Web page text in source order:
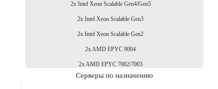
2x Intel Xeon Scalable Gen4/Gen5
2x Intel Xeon Scalable Gen3
2x Intel Xeon Scalable Gen2
2x AMD EPYC 9004
2x AMD EPYC 7002/7003
Серверы по назначению